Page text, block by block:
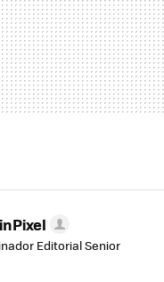
Editorial Senior